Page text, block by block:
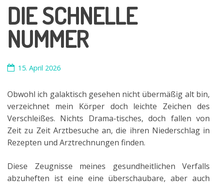
DIE SCHNELLE
NUMMER
15. April 2026
Obwohl ich galaktisch gesehen nicht übermäßig alt bin,
verzeichnet mein Körper doch leichte Zeichen des
Verschleißes. Nichts Drama-tisches, doch fallen von
Zeit zu Zeit Arztbesuche an, die ihren Niederschlag in
Rezepten und Arztrechnungen finden.
Diese Zeugnisse meines gesundheitlichen Verfalls
abzuheften ist eine eine überschaubare, aber auch